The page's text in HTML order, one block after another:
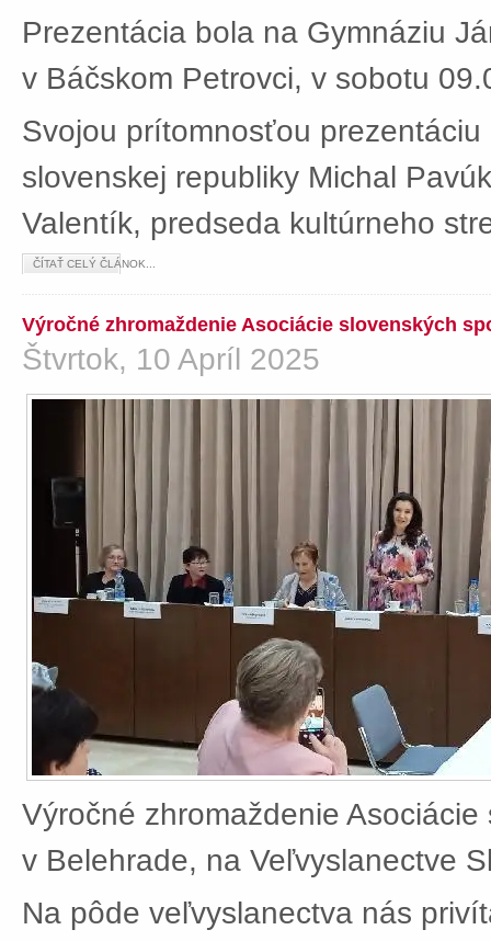
Prezentácia bola na Gymnáziu
v Báčskom Petrovci, v sobotu
Svojou prítomnosťou
slovenskej republiky Michal
Valentík, predseda kultúrneho
ČÍTAŤ CELÝ ČLÁNOK...
Výročné zhromaždenie Asociácie slovenských
Štvrtok, 10 Apríl 2025
Výročné zhromaždenie
v Belehrade, na Veľvyslanectve
Na pôde veľvyslanectva nás